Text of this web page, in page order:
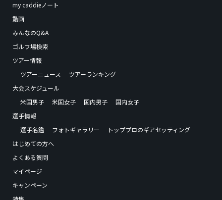
my caddieノート
動画
みんなのQ&A
ゴルフ場検索
ツアー情報
ツアーニュース
ツアーランキング
大会スケジュール
米国男子
米国女子 国内男子
国内女子
選手情報
選手名鑑
フォトギャラリー
トッププロのギアセッティング
はじめての方へ
よくある質問
マイページ
キャンペーン